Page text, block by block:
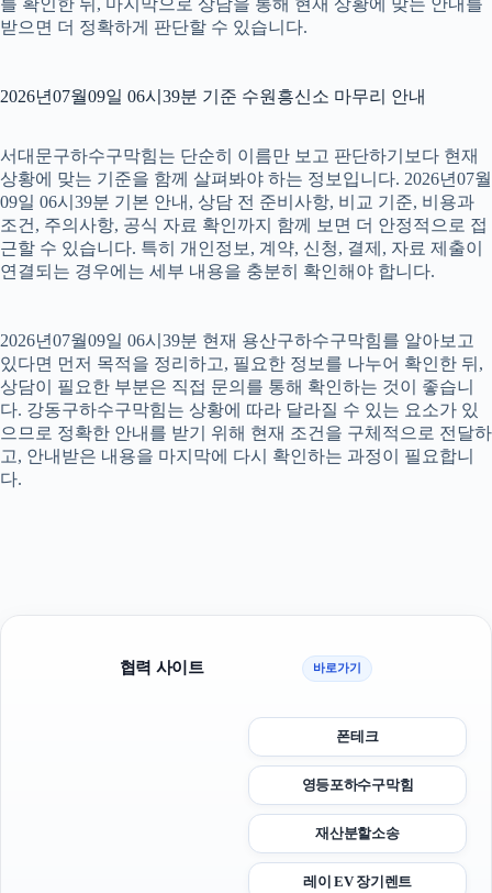
를 확인한 뒤, 마지막으로 상담을 통해 현재 상황에 맞는 안내를
받으면 더 정확하게 판단할 수 있습니다.
2026년07월09일 06시39분 기준 수원흥신소 마무리 안내
서대문구하수구막힘는 단순히 이름만 보고 판단하기보다 현재
상황에 맞는 기준을 함께 살펴봐야 하는 정보입니다. 2026년07월
09일 06시39분 기본 안내, 상담 전 준비사항, 비교 기준, 비용과
조건, 주의사항, 공식 자료 확인까지 함께 보면 더 안정적으로 접
근할 수 있습니다. 특히 개인정보, 계약, 신청, 결제, 자료 제출이
연결되는 경우에는 세부 내용을 충분히 확인해야 합니다.
2026년07월09일 06시39분 현재 용산구하수구막힘를 알아보고
있다면 먼저 목적을 정리하고, 필요한 정보를 나누어 확인한 뒤,
상담이 필요한 부분은 직접 문의를 통해 확인하는 것이 좋습니
다. 강동구하수구막힘는 상황에 따라 달라질 수 있는 요소가 있
으므로 정확한 안내를 받기 위해 현재 조건을 구체적으로 전달하
고, 안내받은 내용을 마지막에 다시 확인하는 과정이 필요합니
다.
협력 사이트 바로가기
폰테크
영등포하수구막힘
재산분할소송
레이 EV 장기렌트